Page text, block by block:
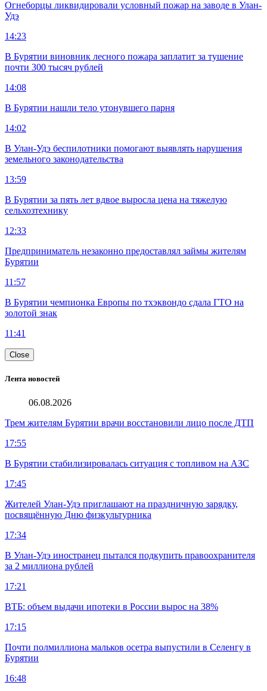
Огнеборцы ликвидировали условный пожар на заводе в Улан-
Удэ
14:23
В Бурятии виновник лесного пожара заплатит за тушение
почти 300 тысяч рублей
14:08
В Бурятии нашли тело утонувшего парня
14:02
В Улан-Удэ беспилотники помогают выявлять нарушения
земельного законодательства
13:59
В Бурятии за пять лет вдвое выросла цена на тяжелую
сельхозтехнику
12:33
Предприниматель незаконно предоставлял займы жителям
Бурятии
11:57
В Бурятии чемпионка Европы по тхэквондо сдала ГТО на
золотой знак
11:41
Close
Лента новостей
06.08.2026
Трем жителям Бурятии врачи восстановили лицо после ДТП
17:55
В Бурятии стабилизировалась ситуация с топливом на АЗС
17:45
Жителей Улан-Удэ приглашают на праздничную зарядку,
посвящённую Дню физкультурника
17:34
В Улан-Удэ иностранец пытался подкупить правоохранителя
за 2 миллиона рублей
17:21
ВТБ: объем выдачи ипотеки в России вырос на 38%
17:15
Почти полмиллиона мальков осетра выпустили в Селенгу в
Бурятии
16:48